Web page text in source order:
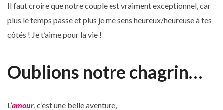
Il faut croire que notre couple est vraiment exceptionnel, car
plus le temps passe et plus je me sens heureux/heureuse à tes
côtés ! Je t’aime pour la vie !
Oublions notre chagrin…
L’amour, c’est une belle aventure,